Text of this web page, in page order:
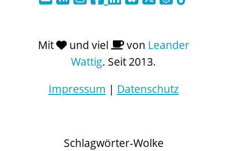
Mit und viel von Leander
Wattig. Seit 2013.
Impressum | Datenschutz
Schlagwörter-Wolke